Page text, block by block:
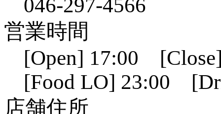
046-297-4566
営業時間
[Open] 17:00
[Food LO] 23:00
店舗住所